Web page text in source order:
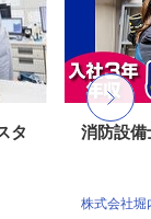
タ
消防設備
株式会社堀